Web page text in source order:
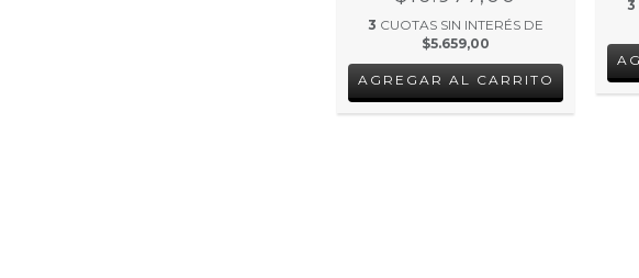
3 CUOTAS SIN INTERÉS DE
$5.659,00
3